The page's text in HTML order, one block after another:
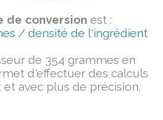
de conversion est :
/ densité de l'ingrédient
de 354 grammes en
d'effectuer des calculs
avec plus de précision.